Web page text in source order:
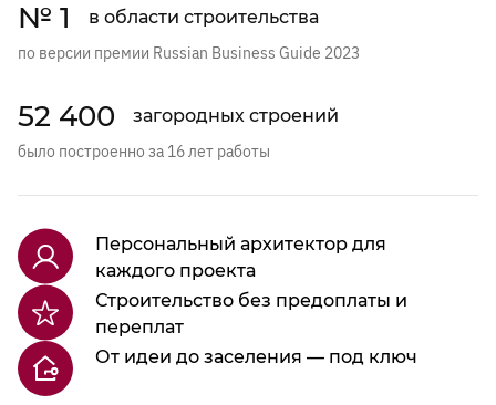
№ 1 в области строительства
по версии премии Russian Business Guide 2023
52 400 загородных строений
было построенно за 16 лет работы
Персональный архитектор для
каждого проекта
Строительство без предоплаты и
переплат
От идеи до заселения — под ключ